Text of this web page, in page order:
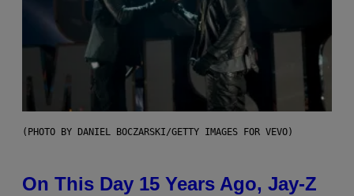
(PHOTO BY DANIEL BOCZARSKI/GETTY IMAGES FOR VEVO)
On This Day 15 Years Ago, Jay-Z